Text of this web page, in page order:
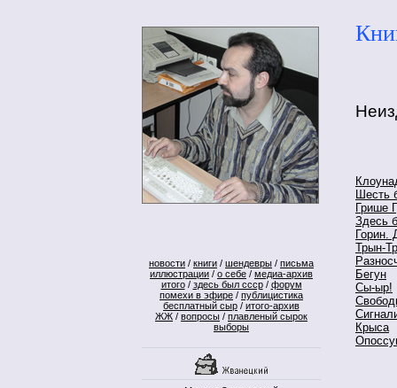
новости / книги / шендевры / письма
иллюстрации / о себе / медиа-архив
итого/ здесь был ссср/ форум
помехи в эфире / публицистика
бесплатный сыр / итого-архив
ЖЖ / вопросы / плавленый сырок
выборы
Шесть
Грише
Здесь
Горин.
Трын-
Бегун
Сы-ыр!
Крыса